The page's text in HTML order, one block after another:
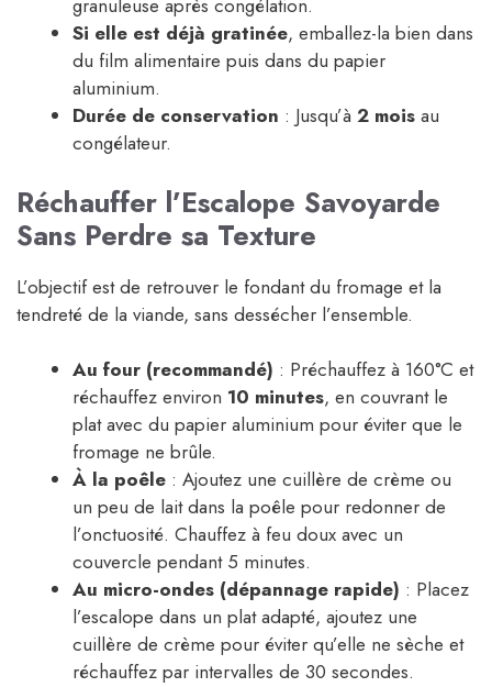
granuleuse après congélation.
Si elle est déjà gratinée, emballez-la bien dans
du film alimentaire puis dans du papier
aluminium.
Durée de conservation : Jusqu’à 2 mois au
congélateur.
Réchauffer l’Escalope Savoyarde
Sans Perdre sa Texture
L’objectif est de retrouver le fondant du fromage et la
tendreté de la viande, sans dessécher l’ensemble.
Au four (recommandé) : Préchauffez à 160°C et
réchauffez environ 10 minutes, en couvrant le
plat avec du papier aluminium pour éviter que le
fromage ne brûle.
À la poêle : Ajoutez une cuillère de crème ou
un peu de lait dans la poêle pour redonner de
l’onctuosité. Chauffez à feu doux avec un
couvercle pendant 5 minutes.
Au micro-ondes (dépannage rapide) : Placez
l’escalope dans un plat adapté, ajoutez une
cuillère de crème pour éviter qu’elle ne sèche et
réchauffez par intervalles de 30 secondes.